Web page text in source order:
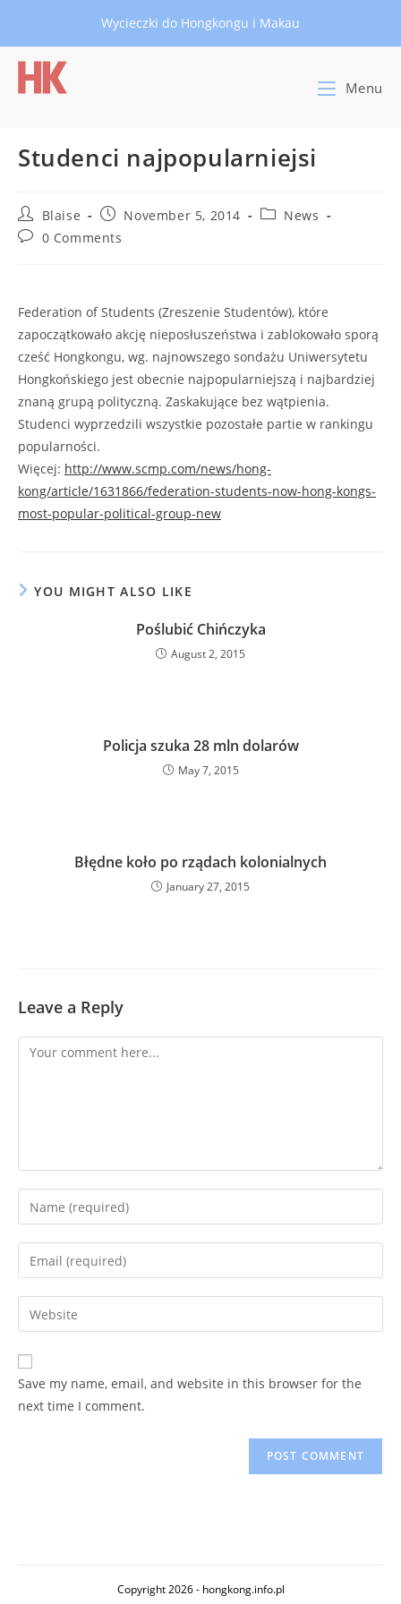
Wycieczki do Hongkongu i Makau
Menu
Studenci najpopularniejsi
Post
author:
Blaise
Post
published:
November 5, 2014
PostNews
Post0 Comments
Federation of Students (Zreszenie Studentów), które
zapoczątkowało akcję nieposłuszeństwa i zablokowało sporą
cześć Hongkongu, wg. najnowszego sondażu Uniwersytetu
Hongkońskiego jest obecnie najpopularniejszą i najbardziej
znaną grupą polityczną. Zaskakujące bez wątpienia.
Studenci wyprzedzili wszystkie pozostałe partie w rankingu
popularności.
Więcej: http://www.scmp.com/news/hong-
kong/article/1631866/federation-students-now-hong-kongs-
most-popular-political-group-new
YOU MIGHT ALSO LIKE
Poślubić Chińczyka
August 2, 2015
Policja szuka 28 mln dolarów
May 7, 2015
Błędne koło po rządach kolonialnych
January 27, 2015
Leave a Reply
Comment
Enter
your
name
comment
Enter
your
email
address
comment
Enter
your
website
URL
(optional)
Save my name, email, and website in this browser for the
next time I comment.
Copyright 2026 - hongkong.info.pl